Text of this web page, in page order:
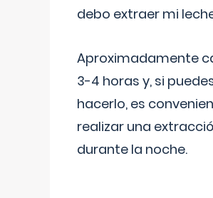
debo extraer mi
Aproximadamente
3-4 horas y, si
hacerlo, es
realizar una
durante la noche.